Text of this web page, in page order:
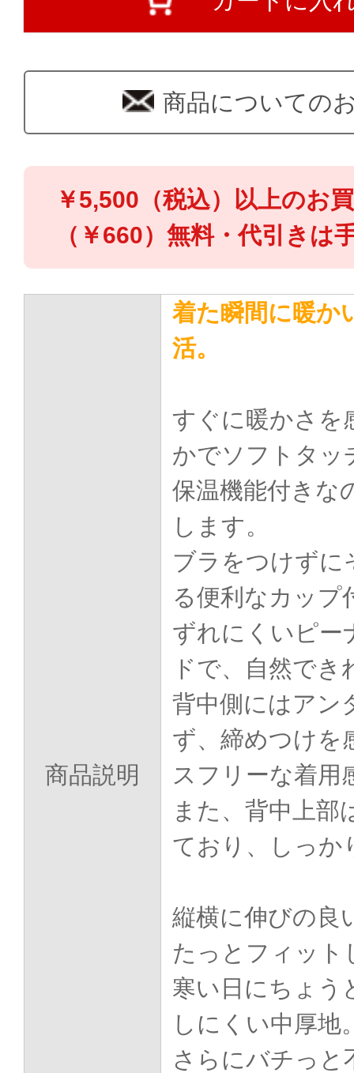
商品についての
￥5,500（税込）以上のお
（￥660）無料・代引きは
商品説明
着た瞬間に暖か
活。
すぐに暖かさを
かでソフトタッ
保温機能付きな
します。
ブラをつけずに
る便利なカップ
ずれにくいピー
ドで、自然で
背中側にはアン
ず、締めつけを
スフリーな着用
また、背中上部
ており、しっか
縦横に伸びの良
たっとフィット
寒い日にちょう
しにくい中厚地
さらにバチっと